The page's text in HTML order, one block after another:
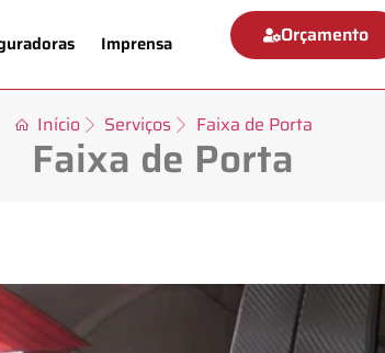
Imprensa Orçamento
Início Serviços Faixa de Porta
Faixa de Porta